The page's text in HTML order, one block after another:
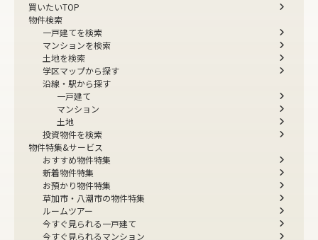
買いたいTOP
物件検索
一戸建てを検索
マンションを検索
土地を検索
学区マップから探す
沿線・駅から探す
一戸建て
マンション
土地
投資物件を検索
物件特集&サービス
おすすめ物件特集
新着物件特集
お預かり物件特集
草加市・八潮市の物件特集
ルームツアー
今すぐ見られる一戸建て
今すぐ見られるマンション